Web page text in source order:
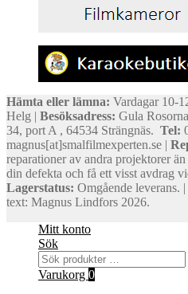
Hämta eller lämna: Vardagar 10-
Helg | Besöksadress: Gula
34, port A , 64534 Strängnäs. Tel:
magnus[at]smalfilmexperten.se |
reparationer av andra projektorer
din defekta och få ett visst avdrag
Lagerstatus: Omgående leverans. |
text: Magnus Lindfors 2026.
Mitt konto
Sök
Sök
efter:
Varukorg 0